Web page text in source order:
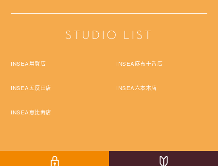
STUDIO LIST
INSEA用賀店 INSEA麻布十番店
INSEA五反田店 INSEA六本木店
INSEA恵比寿店
Copyright © Pro Labo Holdings Co.,Ltd. All rights reserved.